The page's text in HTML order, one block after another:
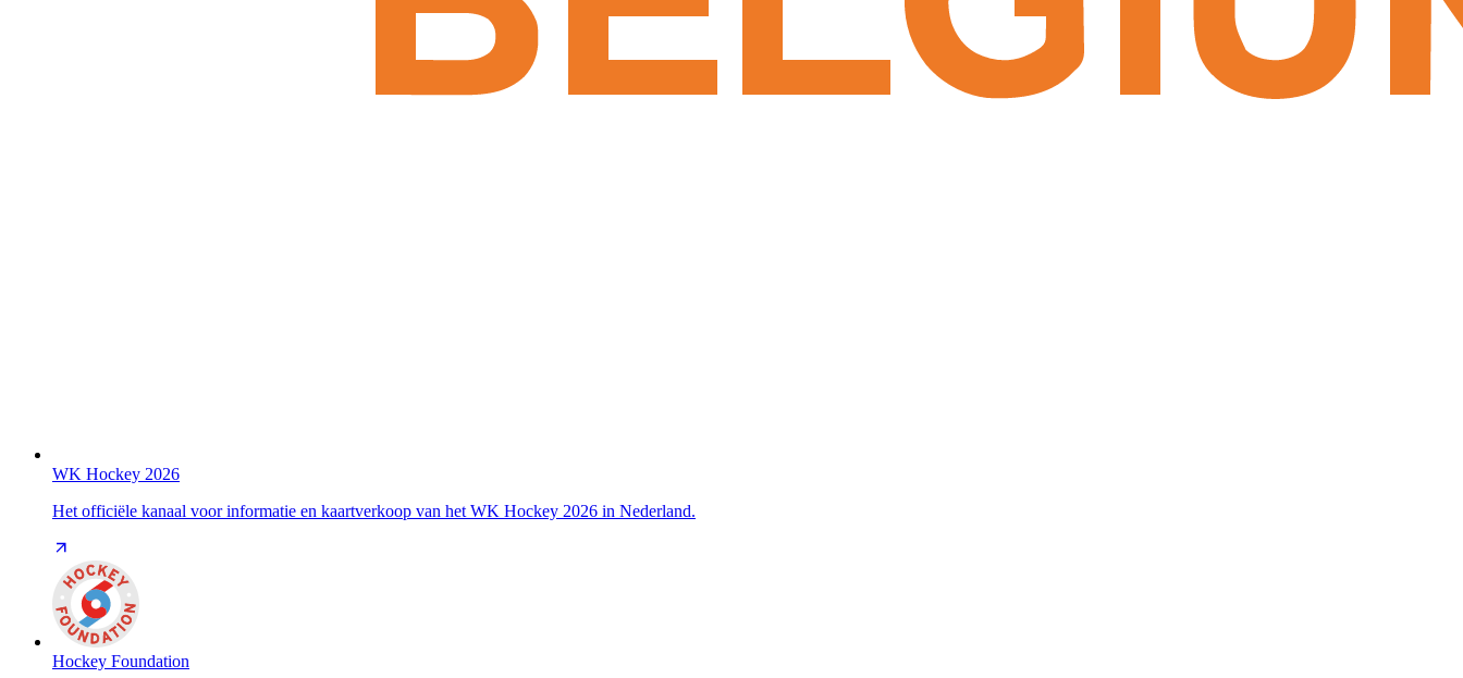
WK Hockey 2026
Het officiële kanaal voor informatie en kaartverkoop van het WK Hockey 2026 in Nederland.
Hockey Foundation